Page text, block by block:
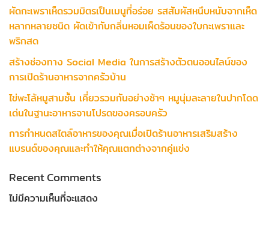
ผัดกะเพราเห็ดรวมมิตรเป็นเมนูที่อร่อย รสสัมผัสหนึบหนับจากเห็ด
หลากหลายชนิด ผัดเข้ากับกลิ่นหอมเผ็ดร้อนของใบกะเพราและ
พริกสด
สร้างช่องทาง Social Media ในการสร้างตัวตนออนไลน์ของ
การเปิดร้านอาหารจากครัวบ้าน
ไข่พะโล้หมูสามชั้น เคี่ยวรวมกันอย่างช้าๆ หมูนุ่มละลายในปากโดด
เด่นในฐานะอาหารจานโปรดของครอบครัว
การกำหนดสไตล์อาหารของคุณเมื่อเปิดร้านอาหารเสริมสร้าง
แบรนด์ของคุณและทำให้คุณแตกต่างจากคู่แข่ง
Recent Comments
ไม่มีความเห็นที่จะแสดง